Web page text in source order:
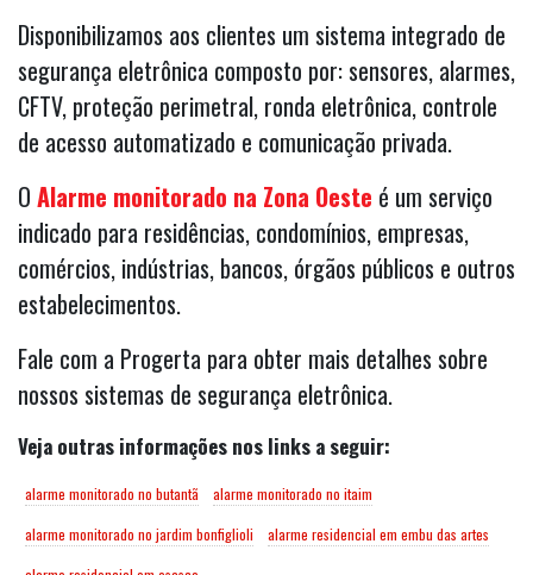
Disponibilizamos aos clientes um sistema integrado de
segurança eletrônica composto por: sensores, alarmes,
CFTV, proteção perimetral, ronda eletrônica, controle
de acesso automatizado e comunicação privada.
O Alarme monitorado na Zona Oeste é um serviço
indicado para residências, condomínios, empresas,
comércios, indústrias, bancos, órgãos públicos e outros
estabelecimentos.
Fale com a Progerta para obter mais detalhes sobre
nossos sistemas de segurança eletrônica.
Veja outras informações nos links a seguir:
alarme monitorado no butantã
alarme monitorado no itaim
alarme monitorado no jardim bonfiglioli
alarme residencial em embu das artes